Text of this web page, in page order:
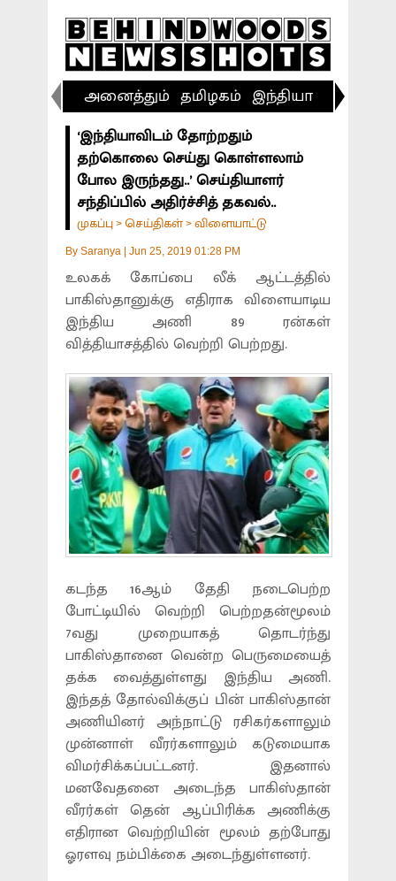
அனைத்தும் தமிழகம் இந்தியா
‘இந்தியாவிடம் தோற்றதும்
தற்கொலை செய்து கொள்ளலாம்
போல இருந்தது..’ செய்தியாளர்
சந்திப்பில் அதிர்ச்சித் தகவல்..
முகப்பு > செய்திகள் > விளையாட்டு
By Saranya Jun 25, 2019 01:28 PM
உலகக் கோப்பை லீக் ஆட்டத்தில்
பாகிஸ்தானுக்கு எதிராக விளையாடிய
இந்திய அணி 89 ரன்கள்
வித்தியாசத்தில் வெற்றி பெற்றது.
கடந்த 16ஆம் தேதி நடைபெற்ற
போட்டியில் வெற்றி பெற்றதன்மூலம்
7வது முறையாகத் தொடர்ந்து
பாகிஸ்தானை வென்ற பெருமையைத்
தக்க வைத்துள்ளது இந்திய அணி.
இந்தத் தோல்விக்குப் பின் பாகிஸ்தான்
அணியினர் அந்நாட்டு ரசிகர்களாலும்
முன்னாள் வீரர்களாலும் கடுமையாக
விமர்சிக்கப்பட்டனர். இதனால்
மனவேதனை அடைந்த பாகிஸ்தான்
வீரர்கள் தென் ஆப்பிரிக்க அணிக்கு
எதிரான வெற்றியின் மூலம் தற்போது
ஓரளவு நம்பிக்கை அடைந்துள்ளனர்.